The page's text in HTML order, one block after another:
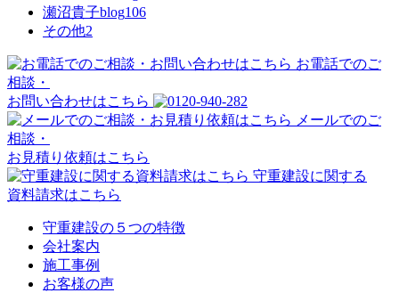
瀬沼貴子blog106
その他2
お電話でのご
相談・
お問い合わせはこちら
メールでのご
相談・
お見積り依頼はこちら
守重建設に関する
資料請求はこちら
守重建設の５つの特徴
会社案内
施工事例
お客様の声